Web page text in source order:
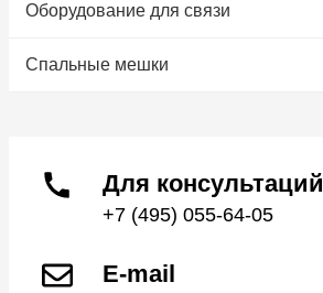
Оборудование для связи
Спальные мешки
Для консультаций
+7 (495) 055-64-05
E-mail